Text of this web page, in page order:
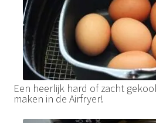
Een heerlijk hard of zacht
maken in de Airfryer!